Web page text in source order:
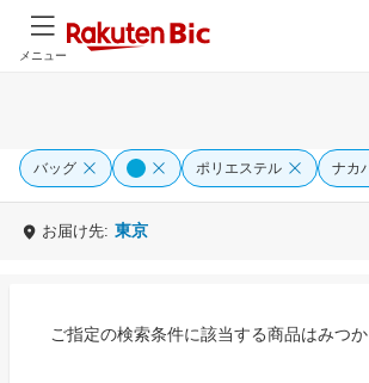
メニュー
バッグ ポリエステル ナカ
お届け先: 東京
ご指定の検索条件に該当する商品はみつ